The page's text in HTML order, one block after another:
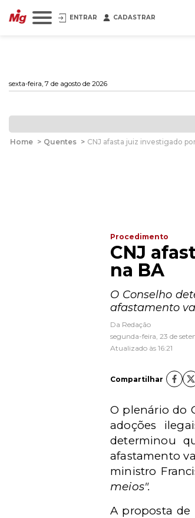
ENTRAR CADASTRAR
sexta-feira, 7 de agosto de 2026
Home > Quentes > CNJ afasta juiz investigado
Procedimento
CNJ
na BA
O Conselho
afastamento
Da Redação
segunda-feira, 23 de
Atualizado às 16:21
Compartilhar
O plenário do
adoções
determinou
afastamento
ministro
meios".
A proposta de